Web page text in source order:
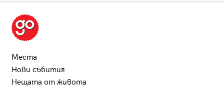
Места
Нови събития
Нещата от живота